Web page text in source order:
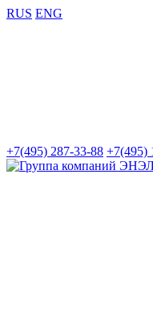
RUS ENG
+7(495) 287-33-88 +7(495)